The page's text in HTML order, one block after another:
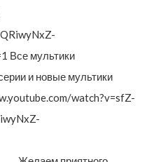
Все мультики
и новые мультики
watch?v=sfZ-